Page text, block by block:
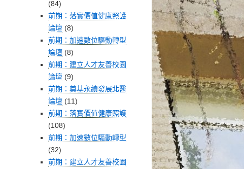
(84)
前期：落實價值健康照護
論壇 (8)
前期：加速數位驅動轉型
論壇 (8)
前期：建立人才友善校園
論壇 (9)
前期：奠基永續發展北醫
論壇 (11)
前期：落實價值健康照護
(108)
前期：加速數位驅動轉型
(32)
前期：建立人才友善校園